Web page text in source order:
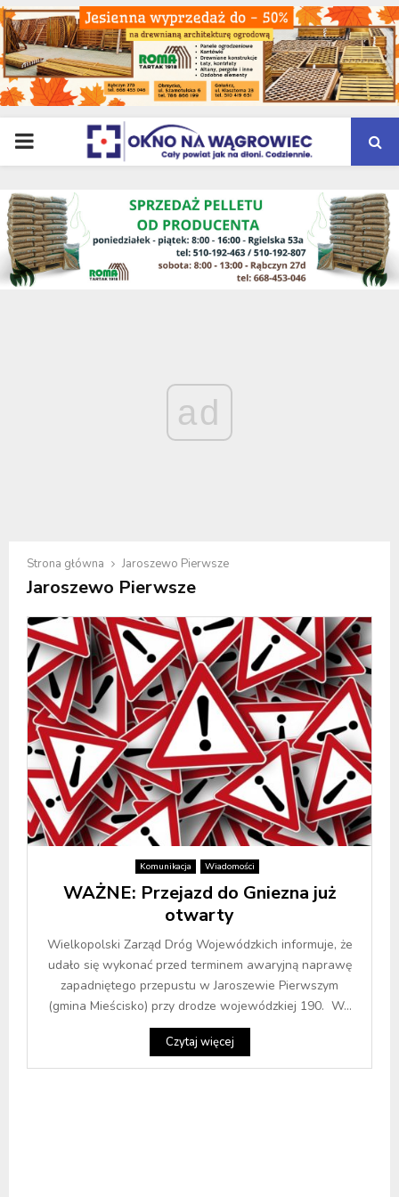
PRIMARY
MENU
ad
Strona główna Jaroszewo Pierwsze
Jaroszewo Pierwsze
Komunikacja Wiadomości
WAŻNE: Przejazd do Gniezna już
otwarty
Wielkopolski Zarząd Dróg Wojewódzkich informuje, że
udało się wykonać przed terminem awaryjną naprawę
zapadniętego przepustu w Jaroszewie Pierwszym
(gmina Mieścisko) przy drodze wojewódzkiej 190. W...
Czytaj więcej